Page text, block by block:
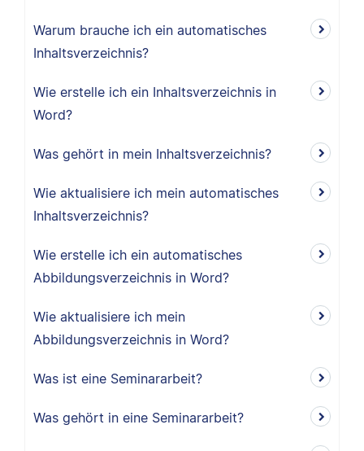
Warum brauche ich ein automatisches
Inhaltsverzeichnis?
Wie erstelle ich ein Inhaltsverzeichnis in
Word?
Was gehört in mein Inhaltsverzeichnis?
Wie aktualisiere ich mein automatisches
Inhaltsverzeichnis?
Wie erstelle ich ein automatisches
Abbildungsverzeichnis in Word?
Wie aktualisiere ich mein
Abbildungsverzeichnis in Word?
Was ist eine Seminararbeit?
Was gehört in eine Seminararbeit?